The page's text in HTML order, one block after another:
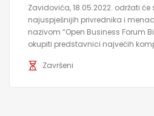
Zavidovića, 18.05.2022. održati
najuspješnijih privrednika i
nazivom “Open Business Forum
okupiti predstavnici najvećih
Završeni